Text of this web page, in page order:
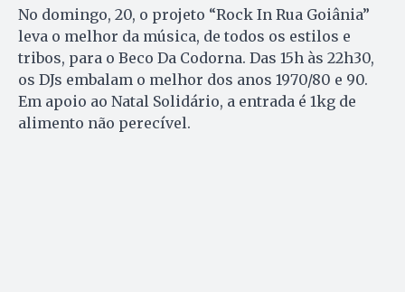
No domingo, 20, o projeto “Rock In Rua Goiânia”
leva o melhor da música, de todos os estilos e
tribos, para o Beco Da Codorna. Das 15h às 22h30,
os DJs embalam o melhor dos anos 1970/80 e 90.
Em apoio ao Natal Solidário, a entrada é 1kg de
alimento não perecível.